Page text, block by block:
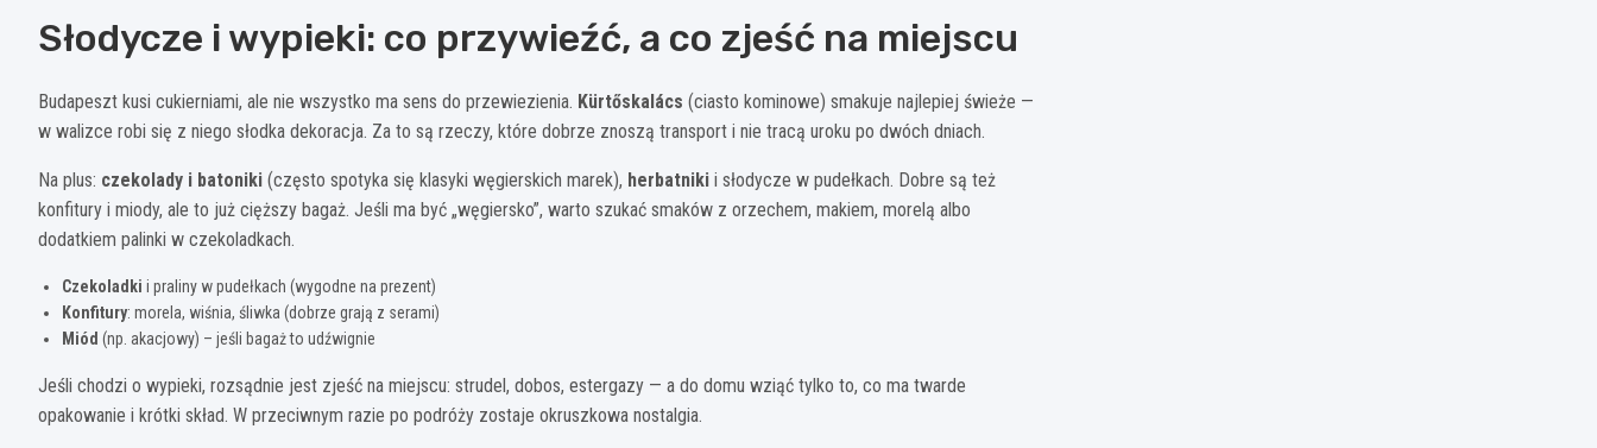
Słodycze i wypieki: co przywieźć, a co zjeść na miejscu
Budapeszt kusi cukierniami, ale nie wszystko ma sens do przewiezienia. Kürtőskalács (ciasto kominowe) smakuje najlepiej świeże —
w walizce robi się z niego słodka dekoracja. Za to są rzeczy, które dobrze znoszą transport i nie tracą uroku po dwóch dniach.
Na plus: czekolady i batoniki (często spotyka się klasyki węgierskich marek), herbatniki i słodycze w pudełkach. Dobre są też
konfitury i miody, ale to już cięższy bagaż. Jeśli ma być „węgiersko”, warto szukać smaków z orzechem, makiem, morelą albo
dodatkiem palinki w czekoladkach.
Czekoladki i praliny w pudełkach (wygodne na prezent)
Konfitury: morela, wiśnia, śliwka (dobrze grają z serami)
Miód (np. akacjowy) – jeśli bagaż to udźwignie
Jeśli chodzi o wypieki, rozsądnie jest zjeść na miejscu: strudel, dobos, estergazy — a do domu wziąć tylko to, co ma twarde
opakowanie i krótki skład. W przeciwnym razie po podróży zostaje okruszkowa nostalgia.